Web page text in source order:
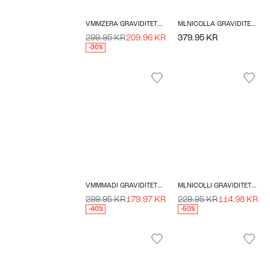
VMMZERA GRAVIDITETSKJOLE
299.95 KR209.96 KR
-30%
MLNICOLLA GRAVIDITETSKJOLE
379.95 KR
VMMMADI GRAVIDITETSKJOLE
299.95 KR179.97 KR
-40%
MLNICOLLI GRAVIDITETSTOP
229.95 KR114.98 KR
-50%